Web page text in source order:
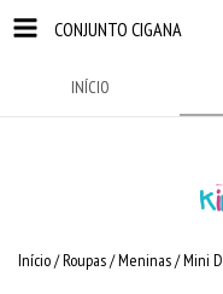
CONJUNTO CIGANA
INÍCIO
Início/Roupas/Meninas/Mini